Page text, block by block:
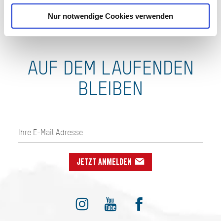
Nur notwendige Cookies verwenden
AUF DEM LAUFENDEN
BLEIBEN
Jetzt anmelden